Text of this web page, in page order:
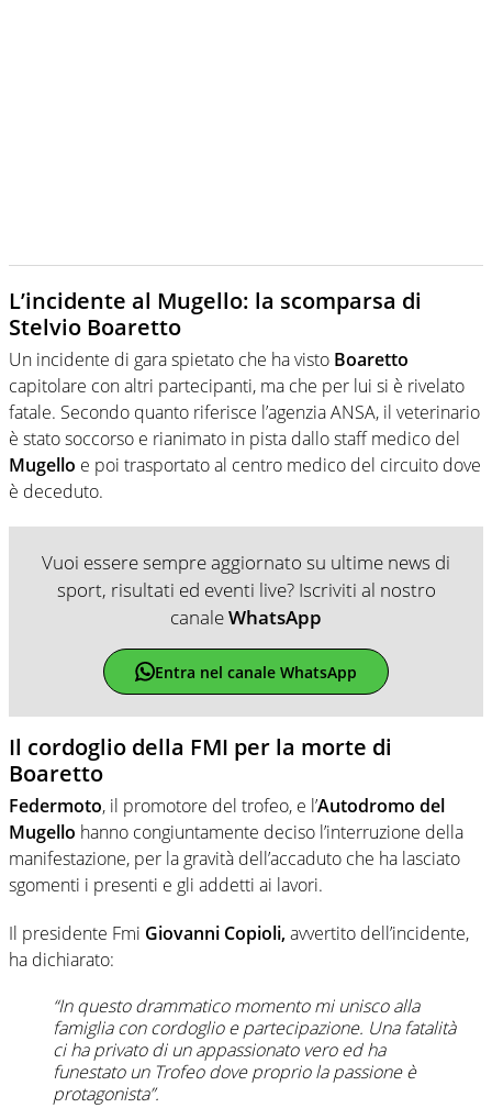
L’incidente al Mugello: la scomparsa di
Stelvio Boaretto
Un incidente di gara spietato che ha visto Boaretto
capitolare con altri partecipanti, ma che per lui si è rivelato
fatale. Secondo quanto riferisce l’agenzia ANSA, il veterinario
è stato soccorso e rianimato in pista dallo staff medico del
Mugello e poi trasportato al centro medico del circuito dove
è deceduto.
Vuoi essere sempre aggiornato su ultime news di
sport, risultati ed eventi live? Iscriviti al nostro
canaleWhatsApp
Entra nel canale WhatsApp
Il cordoglio della FMI per la morte di
Boaretto
Federmoto, il promotore del trofeo, e l’Autodromo del
Mugello hanno congiuntamente deciso l’interruzione della
manifestazione, per la gravità dell’accaduto che ha lasciato
sgomenti i presenti e gli addetti ai lavori.
Il presidente Fmi Giovanni Copioli,avvertito dell’incidente,
ha dichiarato:
“In questo drammatico momento mi unisco alla
famiglia con cordoglio e partecipazione. Una fatalità
ci ha privato di un appassionato vero ed ha
funestato un Trofeo dove proprio la passione è
protagonista”.